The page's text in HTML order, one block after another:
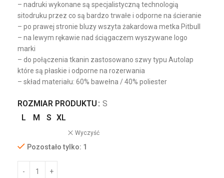
– nadruki wykonane są specjalistyczną technologią
sitodruku przez co są bardzo trwałe i odporne na ścieranie
– po prawej stronie bluzy wszyta żakardowa metka Pitbull
– na lewym rękawie nad ściągaczem wyszywane logo
marki
– do połączenia tkanin zastosowano szwy typu Autolap
które są płaskie i odporne na rozerwania
– skład materiału: 60% bawełna / 40% poliester
ROZMIAR PRODUKTU
S
L
M S XL
Wyczyść
Pozostało tylko: 1